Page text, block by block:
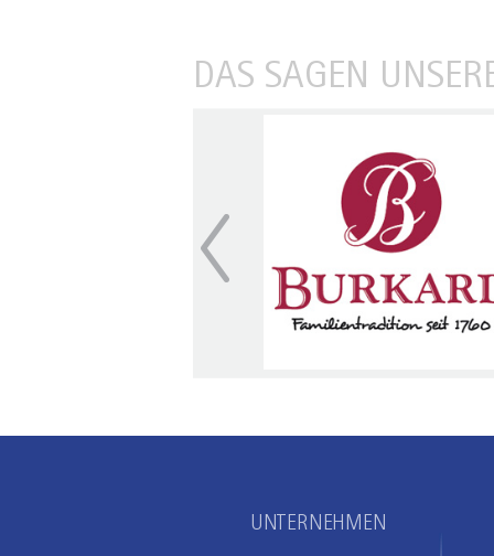
DAS SAGEN
UNTERNEHMEN